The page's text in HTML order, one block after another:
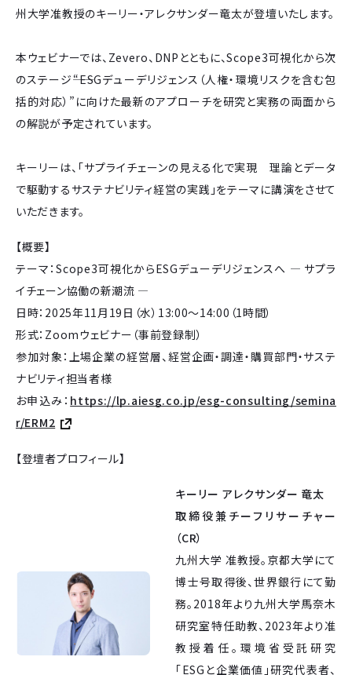
州大学准教授のキーリー・アレクサンダー竜太が登壇いたします。
本ウェビナーでは、Zevero、DNPとともに、Scope3可視化から次
のステージ――“ESGデューデリジェンス（人権・環境リスクを含む包
括的対応）”に向けた最新のアプローチを研究と実務の両面から
の解説が予定されています。
キーリーは、「サプライチェーンの見える化で実現 理論とデータ
で駆動するサステナビリティ経営の実践」をテーマに講演をさせて
いただきます。
【概要】
テーマ：Scope3可視化からESGデューデリジェンスへ ― サプラ
イチェーン協働の新潮流 ―
日時：2025年11月19日（水）13:00～14:00（1時間）
形式：Zoomウェビナー（事前登録制）
参加対象：上場企業の経営層、経営企画・調達・購買部門・サステ
ナビリティ担当者様
お申込み： https://lp.aiesg.co.jp/esg-consulting/semina
r/ERM2
【登壇者プロフィール】
キーリー アレクサンダー 竜太
取締役兼チーフリサーチャー
（CR）
九州大学 准教授。京都大学にて
博士号取得後、世界銀行にて勤
務。2018年より九州大学馬奈木
研究室特任助教、2023年より准
教授着任。環境省受託研究
「ESGと企業価値」研究代表者、